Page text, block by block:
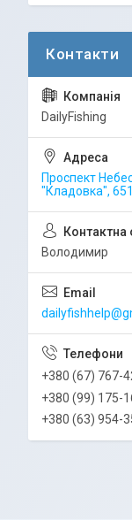
DailyFishing
Проспект
"Кладовка",
Володимир
+380 (67) 767-
+380 (99) 175-
+380 (63) 954-